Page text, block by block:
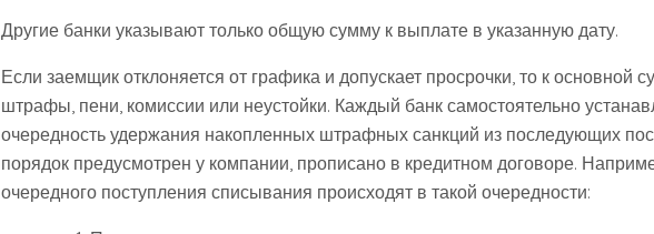
Другие банки указывают только общую сумму к выплате в указанную дату.
Если заемщик отклоняется от графика и допускает просрочки, то к основной
штрафы, пени, комиссии или неустойки. Каждый банк самостоятельно
очередность удержания накопленных штрафных санкций из последующих
порядок предусмотрен у компании, прописано в кредитном договоре.
очередного поступления списывания происходят в такой очередности: